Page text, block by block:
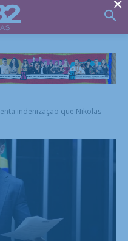
indenização que Nikolas